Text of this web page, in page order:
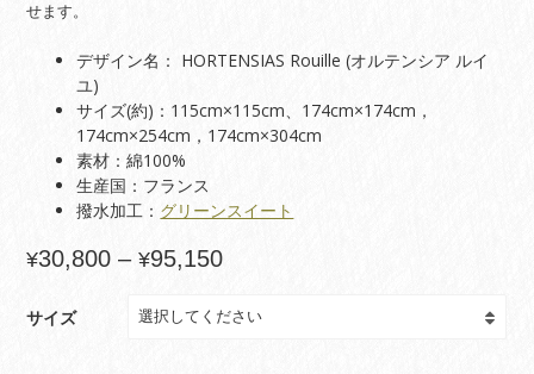
せます。
デザイン名： HORTENSIAS Rouille (オルテンシア ルイ
ユ)
サイズ(約)：115cm×115cm、174cm×174cm，
174cm×254cm，174cm×304cm
素材：綿100%
生産国：フランス
撥水加工： グリーンスイート
¥30,800 –¥95,150価
¥30,800
サイズ